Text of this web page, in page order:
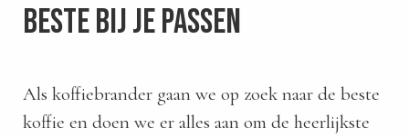
beste bij je passen
Als koffiebrander gaan we op zoek naar de beste
koffie en doen we er alles aan om de heerlijkste
over